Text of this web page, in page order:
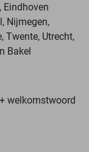
Eindhoven
Nijmegen,
Twente, Utrecht,
Bakel
welkomstwoord